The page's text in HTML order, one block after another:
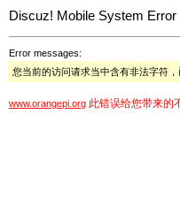
Discuz! Mobile System Error
Error messages:
您当前的访问请求当中含有非法字符
www.orangepi.org 此错误给您带来的